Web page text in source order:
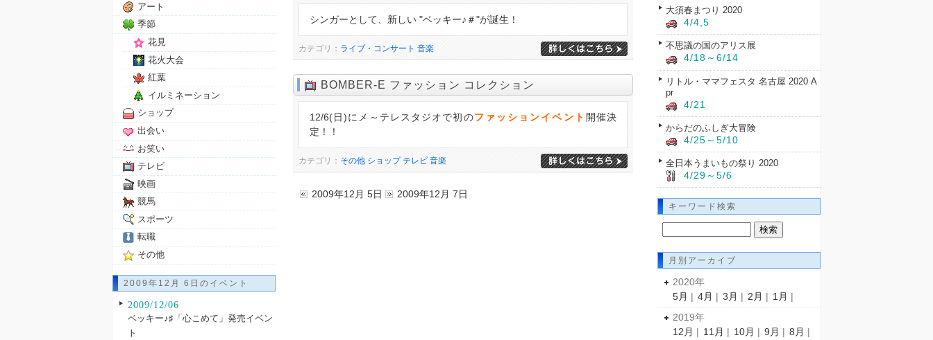
シンガーとして、新しい "ベッキー♪＃"が誕生！
カテゴリ： ライブ・コンサート 音楽
BOMBER-E ファッション コレクション
12/6(日)にメ～テレスタジオで初のファッションイベント 開催決
定！！
カテゴリ： その他 ショップ テレビ 音楽
2009年12月 5日 2009年12月 7日
アート
季節
花見
花火大会
紅葉
イルミネーション
ショップ
出会い
お笑い
テレビ
映画
競馬
スポーツ
転職
その他
2009年12月 6日のイベント
2009/12/06
ベッキー♪♯「心こめて」発売イベン
ト
大須春まつり 2020
4/4,5
不思議の国のアリス展
4/18～6/14
リトル・ママフェスタ 名古屋 2020 A
pr
4/21
からだのふしぎ大冒険
4/25～5/10
全日本うまいもの祭り 2020
4/29～5/6
キーワード検索
月別アーカイブ
2020年
5月 | 4月 | 3月 | 2月 | 1月 |
2019年
12月 | 11月 | 10月 | 9月 | 8月 |